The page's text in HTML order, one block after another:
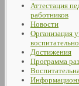
Аттестация
работников
Новости
Организация
Достижения
Программа